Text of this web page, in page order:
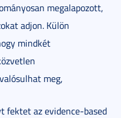
megalapozott,
adjon. Külön
mindkét
meg,
fektet az evidence-based